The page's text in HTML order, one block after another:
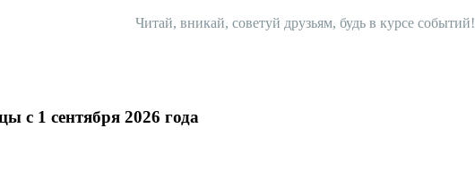
Читай, вникай, советуй друзьям, будь в курсе событий!
с 1 сентября 2026 года